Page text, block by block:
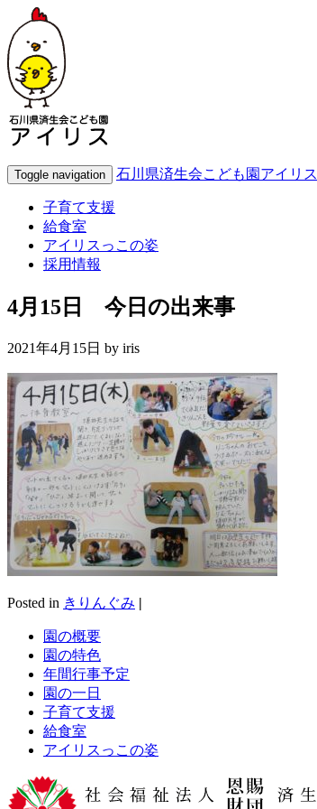
Toggle navigation 石川県済生会こども園アイリス
子育て支援
給食室
アイリスっこの姿
採用情報
4月15日 今日の出来事
2021年4月15日 by iris
Posted in きりんぐみ |
園の概要
園の特色
年間行事予定
園の一日
子育て支援
給食室
アイリスっこの姿